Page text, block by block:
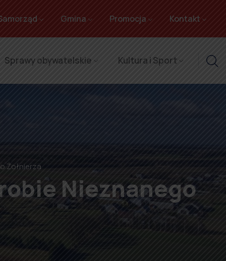
Gmina Promocja Kontakt
Sprawy obywatelskie Kultura i Sport
Żołnierza
Nieznanego